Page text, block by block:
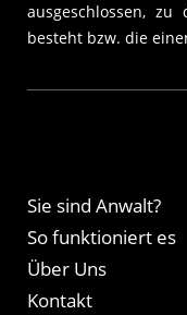
ausgeschlossen,
besteht bzw. die
Sie sind Anwalt?
So funktioniert es
Über Uns
Kontakt